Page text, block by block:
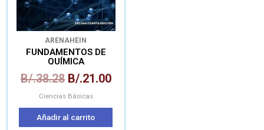
ARENAHEIN
FUNDAMENTOS DE
QUÍMICA
B/.38.28 B/.21.00
Ciencias Básicas
Añadir al carrito